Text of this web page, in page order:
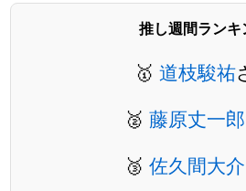
推し週間ランキ
🥇 道枝駿祐
🥈 藤原丈一郎
🥉 佐久間大介